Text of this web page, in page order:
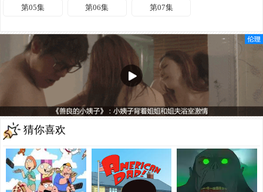
第05集 第06集 第07集
猜你喜欢